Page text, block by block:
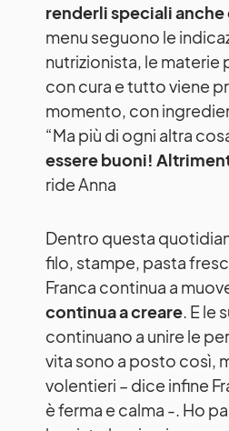
renderli speciali anche
menu seguono le
nutrizionista, le materie
con cura e tutto viene
momento, con
“Ma più di ogni altra
essere buoni!
ride Anna
Dentro questa
filo, stampe, pasta
Franca continua a
continua a creare. E le
continuano a unire le
vita sono a posto così,
volentieri – dice infine
è ferma e calma -. Ho